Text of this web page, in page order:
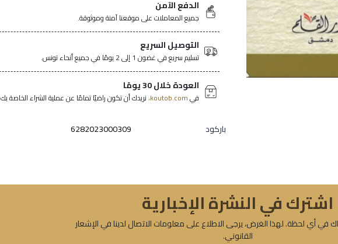
الدفع الآمن
جميع المعاملات على موقعنا آمنة وموثوقة.
التوصيل السريع
تسليم سريع في غضون 1 إلى 2 يومًا في جميع أنحاء تونس.
العودة خلال 30 يومًا
فيkoutob.com، نريدك أن تكون راضيًا تمامًا عن عملية الشراء الخاصة بك
باركود 6282023000309
اشترك في النشرة الإخبارية
في أي لحظة. لهذا الغرض، يرجى الاطلاع على معلومات الاتصال لدينا في الإشعار
القانوني.